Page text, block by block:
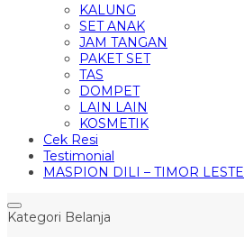
KALUNG
SET ANAK
JAM TANGAN
PAKET SET
TAS
DOMPET
LAIN LAIN
KOSMETIK
Cek Resi
Testimonial
MASPION DILI – TIMOR LESTE
Kategori Belanja